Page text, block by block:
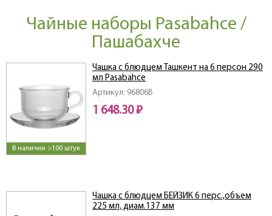
Чайные наборы Pasabahce /
Пашабахче
В наличии >100 штук
Артикул: 96806B
Чашка с блюдцем Ташкент на 6 персон 290
мл Pasabahce
1 648.30 ₽
Чашка с блюдцем БЕЙЗИК 6 перс.,объем
225 мл, диам.137 мм